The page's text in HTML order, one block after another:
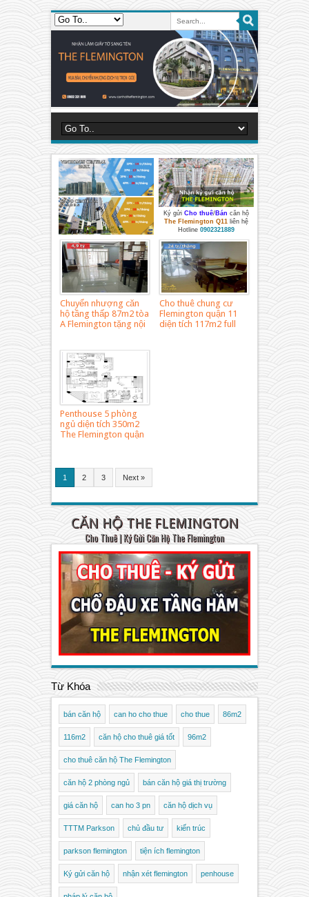
Ký gửi Cho thuê/Bán căn hộ
The Flemington Q11 liên hệ
Hotline 0902321889
Chuyển nhượng căn
hộ tầng thấp 87m2 tòa
A Flemington tặng nội
Cho thuê chung cư
Flemington quận 11
diện tích 117m2 full
Penthouse 5 phòng
ngủ diện tích 350m2
The Flemington quận
1 2 3 Next »
CĂN HỘ THE FLEMINGTON
Cho Thuê | Ký Gửi Căn Hộ The Flemington
Từ Khóa
bán căn hộ can ho cho thue cho thue 86m2
116m2 căn hộ cho thuê giá tốt 96m2
cho thuê căn hộ The Flemington
căn hộ 2 phòng ngủ bán căn hộ giá thị trường
giá căn hộ can ho 3 pn căn hộ dịch vụ
TTTM Parkson chủ đầu tư kiến trúc
parkson flemington tiện ích flemington
Ký gửi căn hộ nhận xét flemington penhouse